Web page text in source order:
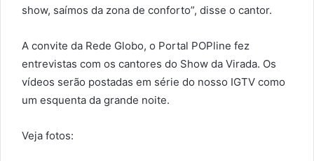
show, saímos da zona de conforto”, disse o cantor.
A convite da Rede Globo, o Portal POPline fez
entrevistas com os cantores do Show da Virada. Os
vídeos serão postadas em série do nosso IGTV como
um esquenta da grande noite.
Veja fotos: